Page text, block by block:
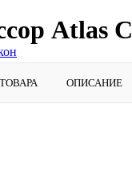
Atlas
ОПИСАНИЕ